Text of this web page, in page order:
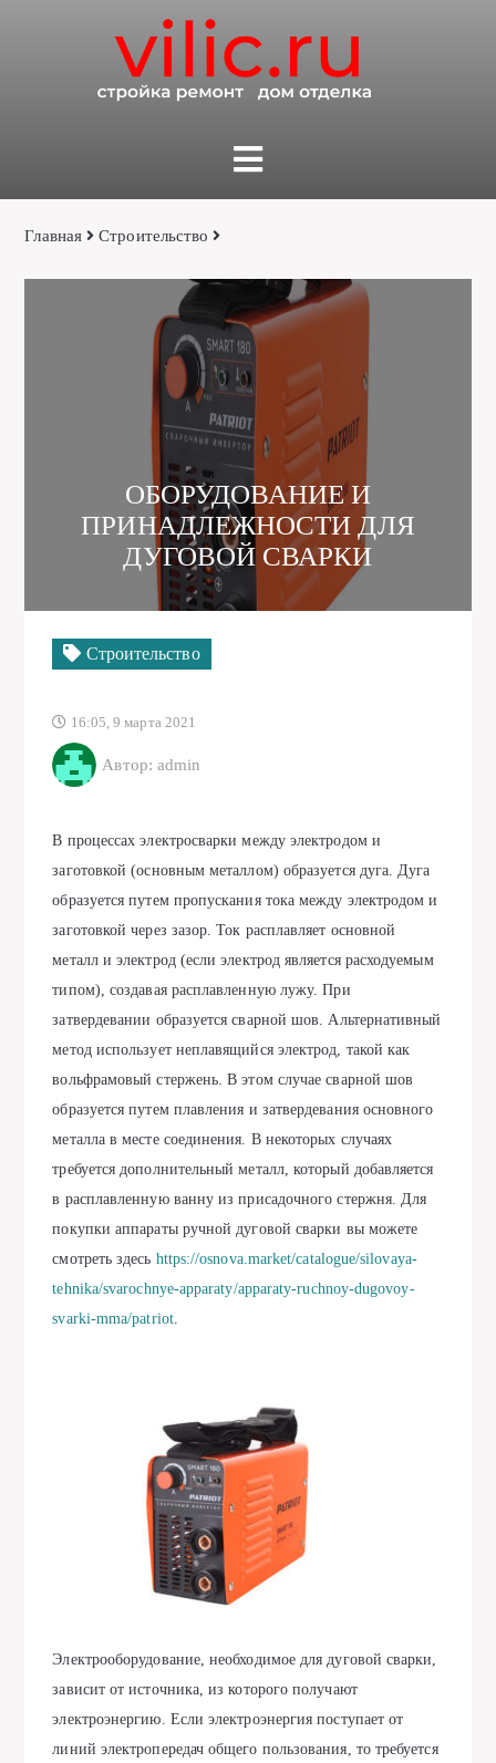
Главная Строительство
ОБОРУДОВАНИЕ И
ПРИНАДЛЕЖНОСТИ ДЛЯ
ДУГОВОЙ СВАРКИ
Строительство
16:05, 9 марта 2021
Автор: admin
В процессах электросварки между электродом и
заготовкой (основным металлом) образуется дуга. Дуга
образуется путем пропускания тока между электродом и
заготовкой через зазор. Ток расплавляет основной
металл и электрод (если электрод является расходуемым
типом), создавая расплавленную лужу. При
затвердевании образуется сварной шов. Альтернативный
метод использует неплавящийся электрод, такой как
вольфрамовый стержень. В этом случае сварной шов
образуется путем плавления и затвердевания основного
металла в месте соединения. В некоторых случаях
требуется дополнительный металл, который добавляется
в расплавленную ванну из присадочного стержня. Для
покупки аппараты ручной дуговой сварки вы можете
смотреть здесь https://osnova.market/catalogue/silovaya-
tehnika/svarochnye-apparaty/apparaty-ruchnoy-dugovoy-
svarki-mma/patriot.
Электрооборудование, необходимое для дуговой сварки,
зависит от источника, из которого получают
электроэнергию. Если электроэнергия поступает от
линий электропередач общего пользования, то требуется